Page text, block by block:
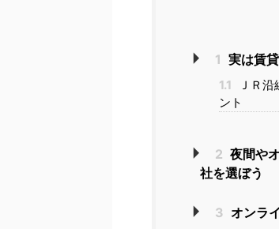
1 実は賃
1.1
ＪＲ
ント
2 夜間や
社を選ぼう
3 オンラ